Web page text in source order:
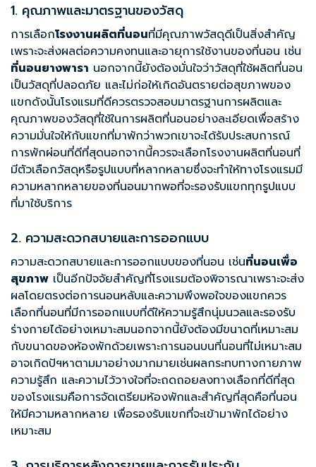
1. คุณภาพและมาตรฐานของวัสดุ
การเลือกโรงงานผลิตที่นอนที่มีคุณภาพวัสดุดีเป็นสิ่งสำคัญ
เพราะจะส่งผลต่อความคงทนและอายุการใช้งานของที่นอน เช่น
ที่นอนยางพารา นอกจากนี้ยังต้องมั่นใจว่าวัสดุที่ใช้ผลิตที่นอน
เป็นวัสดุที่ปลอดภัย และไม่ก่อให้เกิดอันตรายต่อสุขภาพของ
แขกดังนั้นโรงแรมที่ดีควรตรวจสอบมาตรฐานการผลิตและ
คุณภาพของวัสดุที่ใช้ในการผลิตที่นอนอย่างละเอียดเพื่อสร้าง
ความมั่นใจให้กับแขกที่มาพักว่าพวกเขาจะได้รับประสบการณ์
การพักผ่อนที่ดีที่สุดนอกจากนี้ควรจะเลือกโรงงานผลิตที่นอนที่
มีตัวเลือกวัสดุหรือรูปแบบที่หลากหลายซึ่งจะทำให้ทางโรงแรมมี
ความหลากหลายของที่นอนมากพอที่จะรองรับแขกทุกรูปแบบ
ที่มาใช้บริการ
2. ความสะดวกสบายและการออกแบบ
ความสะดวกสบายและการออกแบบของที่นอน เช่นที่นอนเพื่อ
สุขภาพ เป็นอีกปัจจัยสำคัญที่โรงแรมต้องพิจารณาเพราะจะส่ง
ผลโดยตรงต่อการนอนหลับและความพึงพอใจของแขกควร
เลือกที่นอนที่มีการออกแบบที่ดีให้ความรู้สึกนุ่มนวลและรองรับ
ร่างกายได้อย่างเหมาะสมนอกจากนี้ยังต้องมีขนาดที่เหมาะสม
กับขนาดของห้องพักด้วยเพราะการนอนบนที่นอนที่ไม่เหมาะสม
อาจเกิดปัฯหาตามมาอย่างมากมายเช่นผลกระทบทางกายภาพ
ความรู้สึก และความไว้วางใจที่จะถดถอยลงทางเลือกที่ดีที่สุด
ของโรงแรมคือการจัดเตรียมห้องพักและสำคัญที่สุดคือที่นอน
ให้มีความหลากหลาย เพื่อรองรับแขกที่จะเข้ามาพักได้อย่าง
เหมาะสม